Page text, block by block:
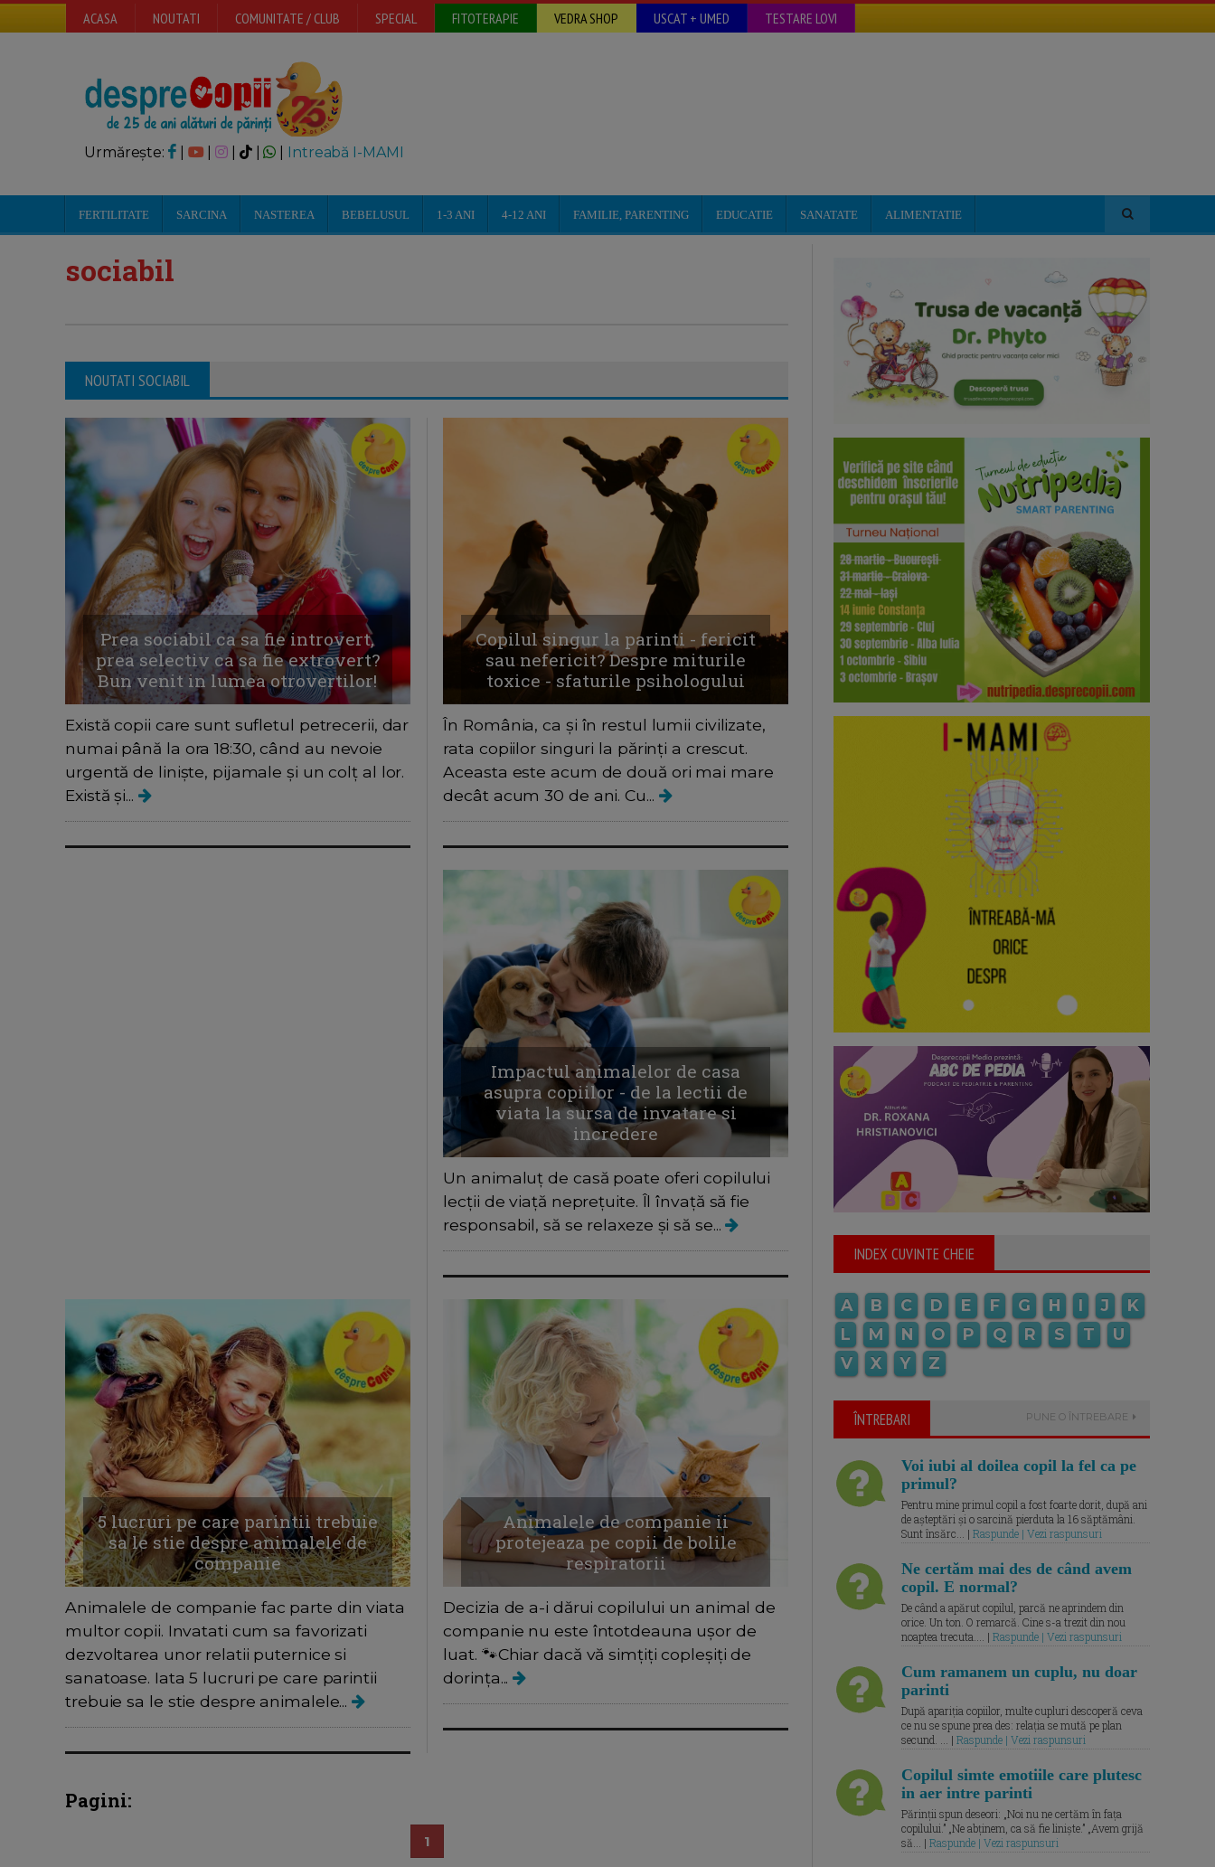
ACASA NOUTATI COMUNITATE / CLUB SPECIAL FITOTERAPIE VEDRA SHOP USCAT + UMED TESTARE LOVI
Urmărește: | | Intreabă I-MAMI
FERTILITATE SARCINA NASTEREA BEBELUSUL 1-3 ANI 4-12 ANI FAMILIE, PARENTING EDUCATIE SANATATE ALIMENTATIE
sociabil
NOUTATI SOCIABIL
Prea sociabil ca sa fie introvert,
prea selectiv ca sa fie extrovert?
Bun venit in lumea otrovertilor!
Există copii care sunt sufletul petrecerii, dar
numai până la ora 18:30, când au nevoie
urgentă de liniște, pijamale și un colț al lor.
Există și...
Copilul singur la parinti - fericit
sau nefericit? Despre miturile
toxice - sfaturile psihologului
În România, ca și în restul lumii civilizate,
rata copiilor singuri la părinți a crescut.
Aceasta este acum de două ori mai mare
decât acum 30 de ani. Cu...
Impactul animalelor de casa
asupra copiilor - de la lectii de
viata la sursa de invatare si
incredere
Un animaluț de casă poate oferi copilului
lecții de viață neprețuite. Îl învață să fie
responsabil, să se relaxeze și să se...
5 lucruri pe care parintii trebuie
sa le stie despre animalele de
companie
Animalele de companie fac parte din viata
multor copii. Invatati cum sa favorizati
dezvoltarea unor relatii puternice si
sanatoase. Iata 5 lucruri pe care parintii
trebuie sa le stie despre animalele...
Animalele de companie ii
protejeaza pe copii de bolile
respiratorii
Decizia de a-i dărui copilului un animal de
companie nu este întotdeauna ușor de
luat. 🐾Chiar dacă vă simțiți copleșiți de
dorința...
Pagini:
1
INDEX CUVINTE CHEIE
A B C D E F G H I J
K
L
M N O P Q R S T
U
V
X Y Z
ÎNTREBARI PUNE O ÎNTREBARE
Voi iubi al doilea copil la fel ca pe
primul?
Pentru mine primul copil a fost foarte dorit, după ani
de așteptări și o sarcină pierduta la 16 săptămâni.
Sunt însărc... | Raspunde | Vezi raspunsuri
Ne certăm mai des de când avem
copil. E normal?
De când a apărut copilul, parcă ne aprindem din
orice. Un ton. O remarcă. Cine s-a trezit din nou
noaptea trecuta.... | Raspunde | Vezi raspunsuri
Cum ramanem un cuplu, nu doar
parinti
După apariția copiilor, multe cupluri descoperă ceva
ce nu se spune prea des: relația se mută pe plan
secund. ... | Raspunde | Vezi raspunsuri
Copilul simte emotiile care plutesc
in aer intre parinti
Părinții spun deseori: „Noi nu ne certăm în fața
copilului.” „Ne abținem, ca să fie liniște.” „Avem grijă
să... | Raspunde | Vezi raspunsuri